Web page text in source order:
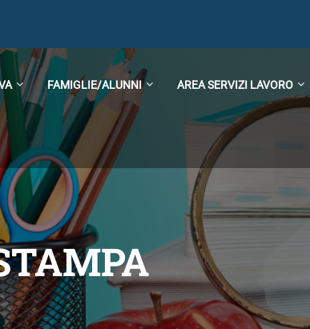
FAMIGLIE/ALUNNI AREA SERVIZI LAVORO